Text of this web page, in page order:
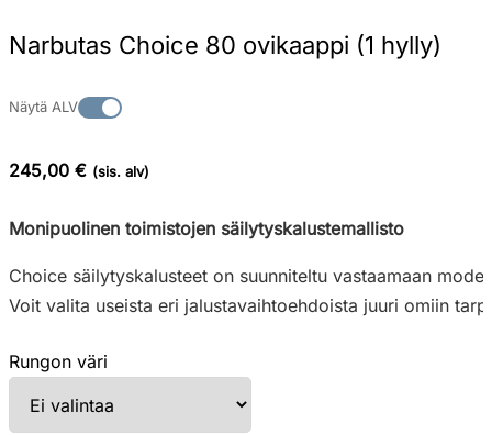
Narbutas Choice 80 ovikaappi (1 hylly)
Näytä ALV
245,00 € (sis. alv)
Monipuolinen toimistojen säilytyskalustemallisto
Choice säilytyskalusteet on suunniteltu vastaamaan
Voit valita useista eri jalustavaihtoehdoista juuri omiin
Rungon väri